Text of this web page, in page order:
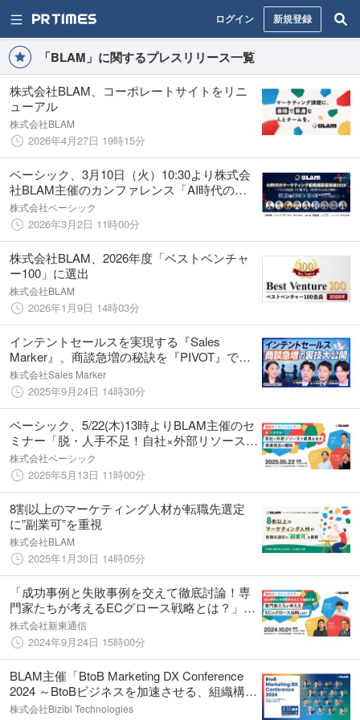
ログイン 新規登録
「BLAM」に関するプレスリリース一覧
株式会社BLAM、コーポレートサイトをリニ
ューアル
株式会社BLAM
2026年4月27日 19時15分
ベーシック、3月10日（火）10:30より株式会
社BLAM主催のカンファレンス「AI時代のマ
ーケティング組織構築最前線2026」に登壇
株式会社ベーシック
2026年3月2日 11時00分
株式会社BLAM、2026年度「ベストベンチャ
ー100」に選出
株式会社BLAM
2026年1月9日 14時03分
インテントセールスを実現する『Sales
Marker』、商談急増の秘訣を『PIVOT』で公
開
株式会社Sales Marker
2025年9月24日 14時30分
ベーシック、5/22(木)13時よりBLAM主催のセ
ミナー「脱・人手不足！自社×外部リソースで
成果を出す事業成長の戦略」に登壇
株式会社ベーシック
2025年5月13日 11時00分
8割以上のマーケティング人材が転職先選定
に”副業可”を重視
株式会社BLAM
2025年1月30日 14時05分
「成功事例と失敗事例を交えて徹底討論！専
門家たちが考えるECグロース戦略とは？」
ウェビナーを10/1（火）に開催
株式会社新東通信
2024年9月24日 15時00分
BLAM主催「BtoB Marketing DX Conference
2024 ～BtoBビジネスを加速させる、組織構築
と施策15選～」にBiziblが登壇
株式会社Bizibl Technologies